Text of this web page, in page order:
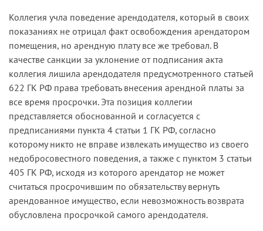
Коллегия учла поведение арендодателя, который в своих
показаниях не отрицал факт освобождения арендатором
помещения, но арендную плату все же требовал. В
качестве санкции за уклонение от подписания акта
коллегия лишила арендодателя предусмотренного статьей
622 ГК РФ права требовать внесения арендной платы за
все время просрочки. Эта позиция коллегии
представляется обоснованной и согласуется с
предписаниями пункта 4 статьи 1 ГК РФ, согласно
которому никто не вправе извлекать имущество из своего
недобросовестного поведения, а также с пунктом 3 статьи
405 ГК РФ, исходя из которого арендатор не может
считаться просрочившим по обязательству вернуть
арендованное имущество, если невозможность возврата
обусловлена просрочкой самого арендодателя.